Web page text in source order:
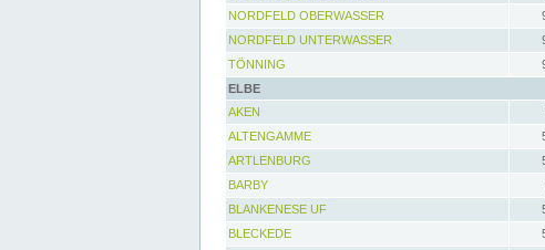
NORDFELD OBERWASSER
NORDFELD UNTERWASSER
TÖNNING
ELBE
AKEN
ALTENGAMME
ARTLENBURG
BARBY
BLANKENESE UF
BLECKEDE